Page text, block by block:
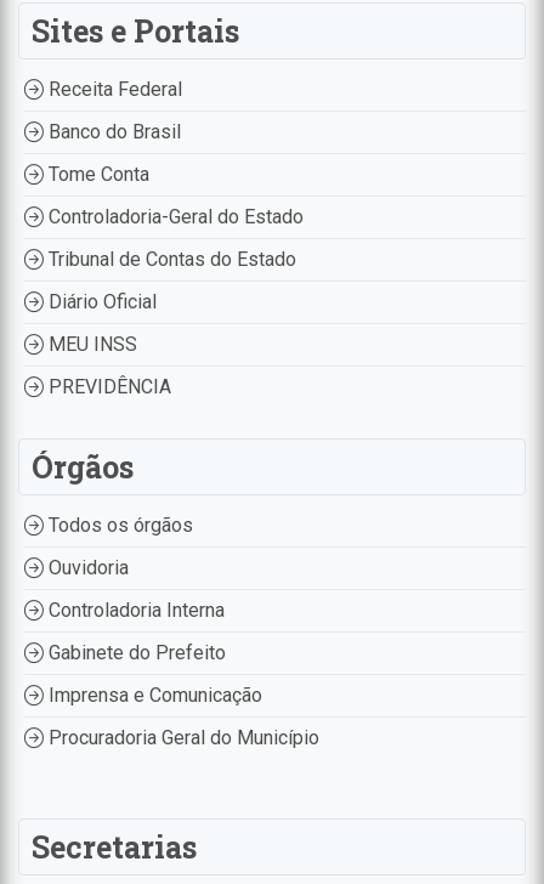
Sites e Portais
Receita Federal
Banco do Brasil
Tome Conta
Controladoria-Geral do Estado
Tribunal de Contas do Estado
Diário Oficial
MEU INSS
PREVIDÊNCIA
Órgãos
Todos os órgãos
Ouvidoria
Controladoria Interna
Gabinete do Prefeito
Imprensa e Comunicação
Procuradoria Geral do Município
Secretarias